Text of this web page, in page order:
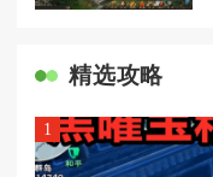
精选攻略
1